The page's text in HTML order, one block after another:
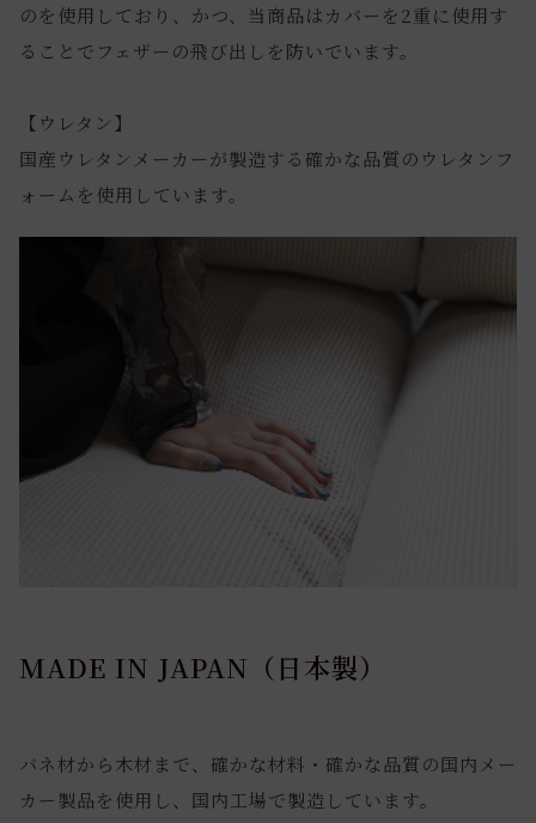
のを使用しており、かつ、当商品はカバーを2重に使用す
ることでフェザーの飛び出しを防いでいます。
【ウレタン】
国産ウレタンメーカーが製造する確かな品質のウレタンフ
ォームを使用しています。
MADE IN JAPAN（日本製）
バネ材から木材まで、確かな材料・確かな品質の国内メー
カー製品を使用し、国内工場で製造しています。